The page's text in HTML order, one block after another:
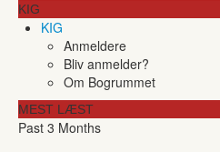
KIG
KIG
Anmeldere
Bliv anmelder?
Om Bogrummet
MEST LÆST
Past 3 Months